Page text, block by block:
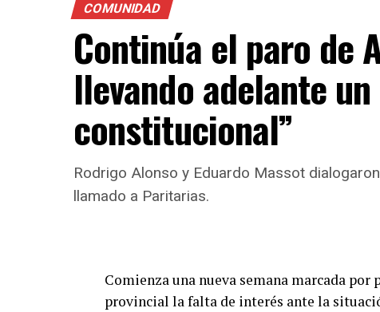
COMUNIDAD
Continúa el paro de
llevando adelante
constitucional”
Rodrigo Alonso y Eduardo Massot
llamado a Paritarias.
Comienza una nueva semana marcada
provincial la falta de interés ante la